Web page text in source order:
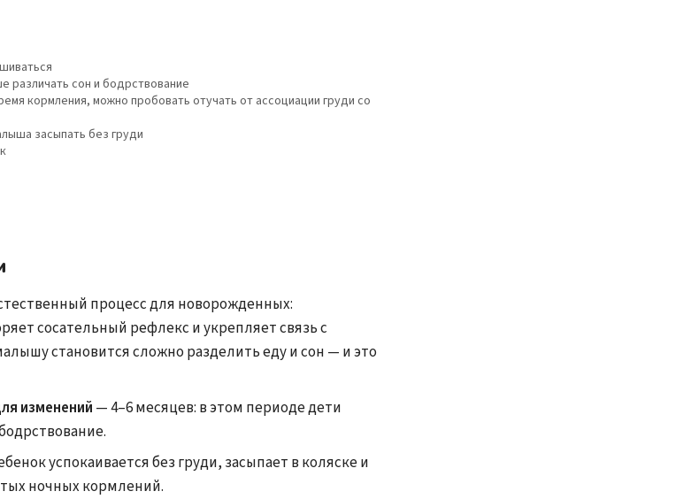
различать сон и бодрствование
кормления, можно пробовать отучать от ассоциации груди со
засыпать без груди
процесс для новорожденных:
сосательный рефлекс и укрепляет связь с
становится сложно разделить еду и сон — и это
изменений — 4–6 месяцев: в этом периоде дети
успокаивается без груди, засыпает в коляске и
ночных кормлений.